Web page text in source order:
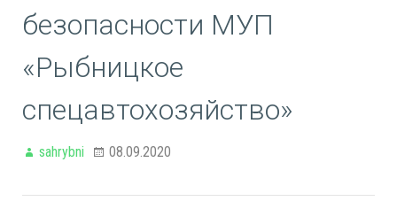
безопасности МУП
«Рыбницкое
спецавтохозяйство»
sahrybni 08.09.2020